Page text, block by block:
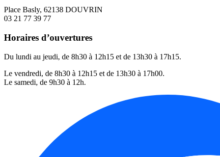
Place Basly, 62138 DOUVRIN
03 21 77 39 77
Horaires d’ouvertures
Du lundi au jeudi, de 8h30 à 12h15 et de 13h30 à 17h15.
Le vendredi, de 8h30 à 12h15 et de 13h30 à 17h00.
Le samedi, de 9h30 à 12h.